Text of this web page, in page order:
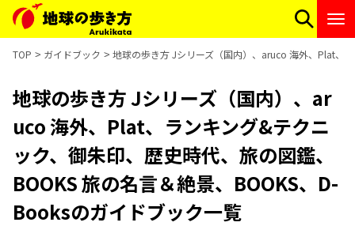
TOP ガイドブック 地球の歩き方 Jシリーズ（国内）、aruco 海外、Plat、
地球の歩き方 Jシリーズ（国内）、ar
uco 海外、Plat、ランキング&テクニ
ック、御朱印、歴史時代、旅の図鑑、
BOOKS 旅の名言＆絶景、BOOKS、D-
Booksのガイドブック一覧